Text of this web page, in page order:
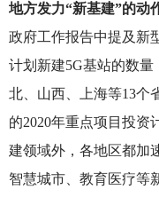
地方发力“新基建”的动
政府工作报告中提及新
计划新建5G基站的数
北、山西、上海等13个
的2020年重点项目投资
建领域外，各地区都加
智慧城市、教育医疗等